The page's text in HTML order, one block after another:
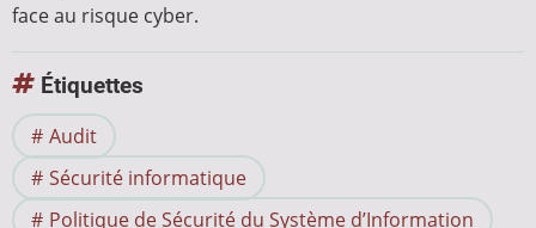
face au risque cyber.
Étiquettes
Audit
Sécurité informatique
Politique de Sécurité du Système d’Information